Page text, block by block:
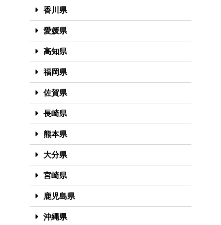
香川県
愛媛県
高知県
福岡県
佐賀県
長崎県
熊本県
大分県
宮崎県
鹿児島県
沖縄県